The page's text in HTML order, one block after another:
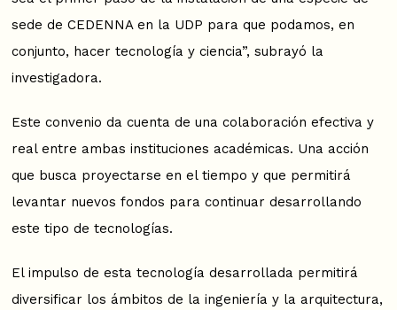
sede de CEDENNA en la UDP para que podamos, en
conjunto, hacer tecnología y ciencia”, subrayó la
investigadora.
Este convenio da cuenta de una colaboración efectiva y
real entre ambas instituciones académicas. Una acción
que busca proyectarse en el tiempo y que permitirá
levantar nuevos fondos para continuar desarrollando
este tipo de tecnologías.
El impulso de esta tecnología desarrollada permitirá
diversificar los ámbitos de la ingeniería y la arquitectura,